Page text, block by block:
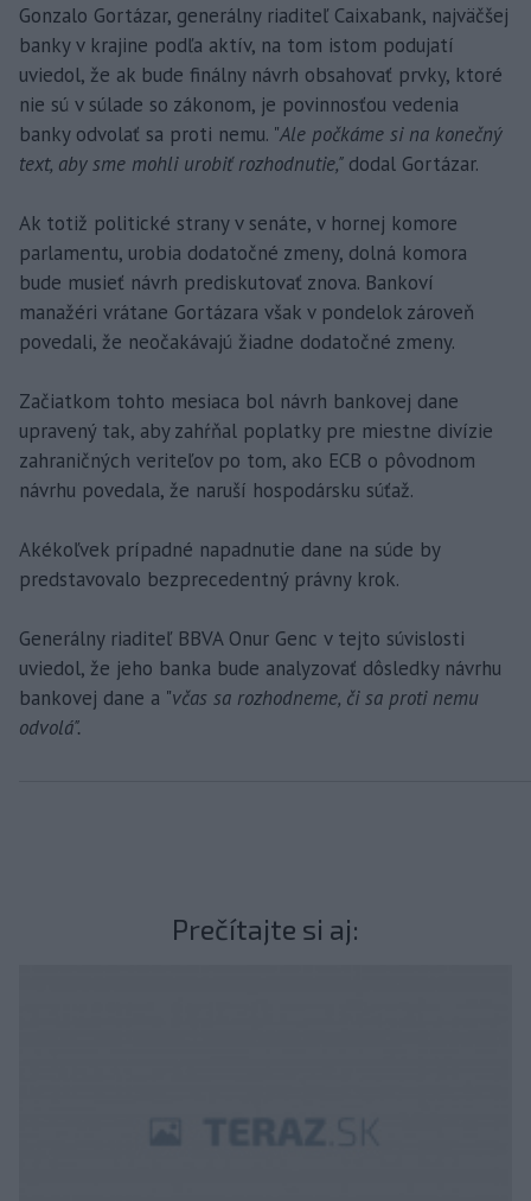
Gonzalo Gortázar, generálny riaditeľ Caixabank, najväčšej
banky v krajine podľa aktív, na tom istom podujatí
uviedol, že ak bude finálny návrh obsahovať prvky, ktoré
nie sú v súlade so zákonom, je povinnosťou vedenia
banky odvolať sa proti nemu. "Ale počkáme si na konečný
text, aby sme mohli urobiť rozhodnutie," dodal Gortázar.
Ak totiž politické strany v senáte, v hornej komore
parlamentu, urobia dodatočné zmeny, dolná komora
bude musieť návrh prediskutovať znova. Bankoví
manažéri vrátane Gortázara však v pondelok zároveň
povedali, že neočakávajú žiadne dodatočné zmeny.
Začiatkom tohto mesiaca bol návrh bankovej dane
upravený tak, aby zahŕňal poplatky pre miestne divízie
zahraničných veriteľov po tom, ako ECB o pôvodnom
návrhu povedala, že naruší hospodársku súťaž.
Akékoľvek prípadné napadnutie dane na súde by
predstavovalo bezprecedentný právny krok.
Generálny riaditeľ BBVA Onur Genc v tejto súvislosti
uviedol, že jeho banka bude analyzovať dôsledky návrhu
bankovej dane a "včas sa rozhodneme, či sa proti nemu
odvolá".
Prečítajte si aj: